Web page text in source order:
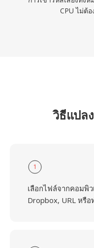
CPU ไม่ต้
วิธีแปล
1
เลือกไฟล์จากคอมพิ
Dropbox, URL หรื